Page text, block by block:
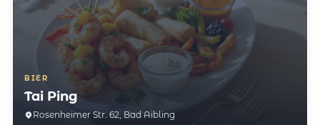
BIER
Tai Ping
Rosenheimer Str. 62, Bad Aibling